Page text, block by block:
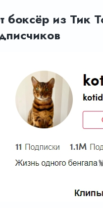
боксёр из Тик